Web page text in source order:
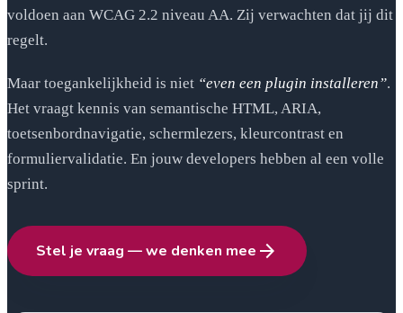
voldoen aan WCAG 2.2 niveau AA. Zij verwachten dat jij dit
regelt.
Maar toegankelijkheid is niet “even een plugin installeren”.
Het vraagt kennis van semantische HTML, ARIA,
toetsenbordnavigatie, schermlezers, kleurcontrast en
formuliervalidatie. En jouw developers hebben al een volle
sprint.
Stel je vraag — we denken mee arrow_forward